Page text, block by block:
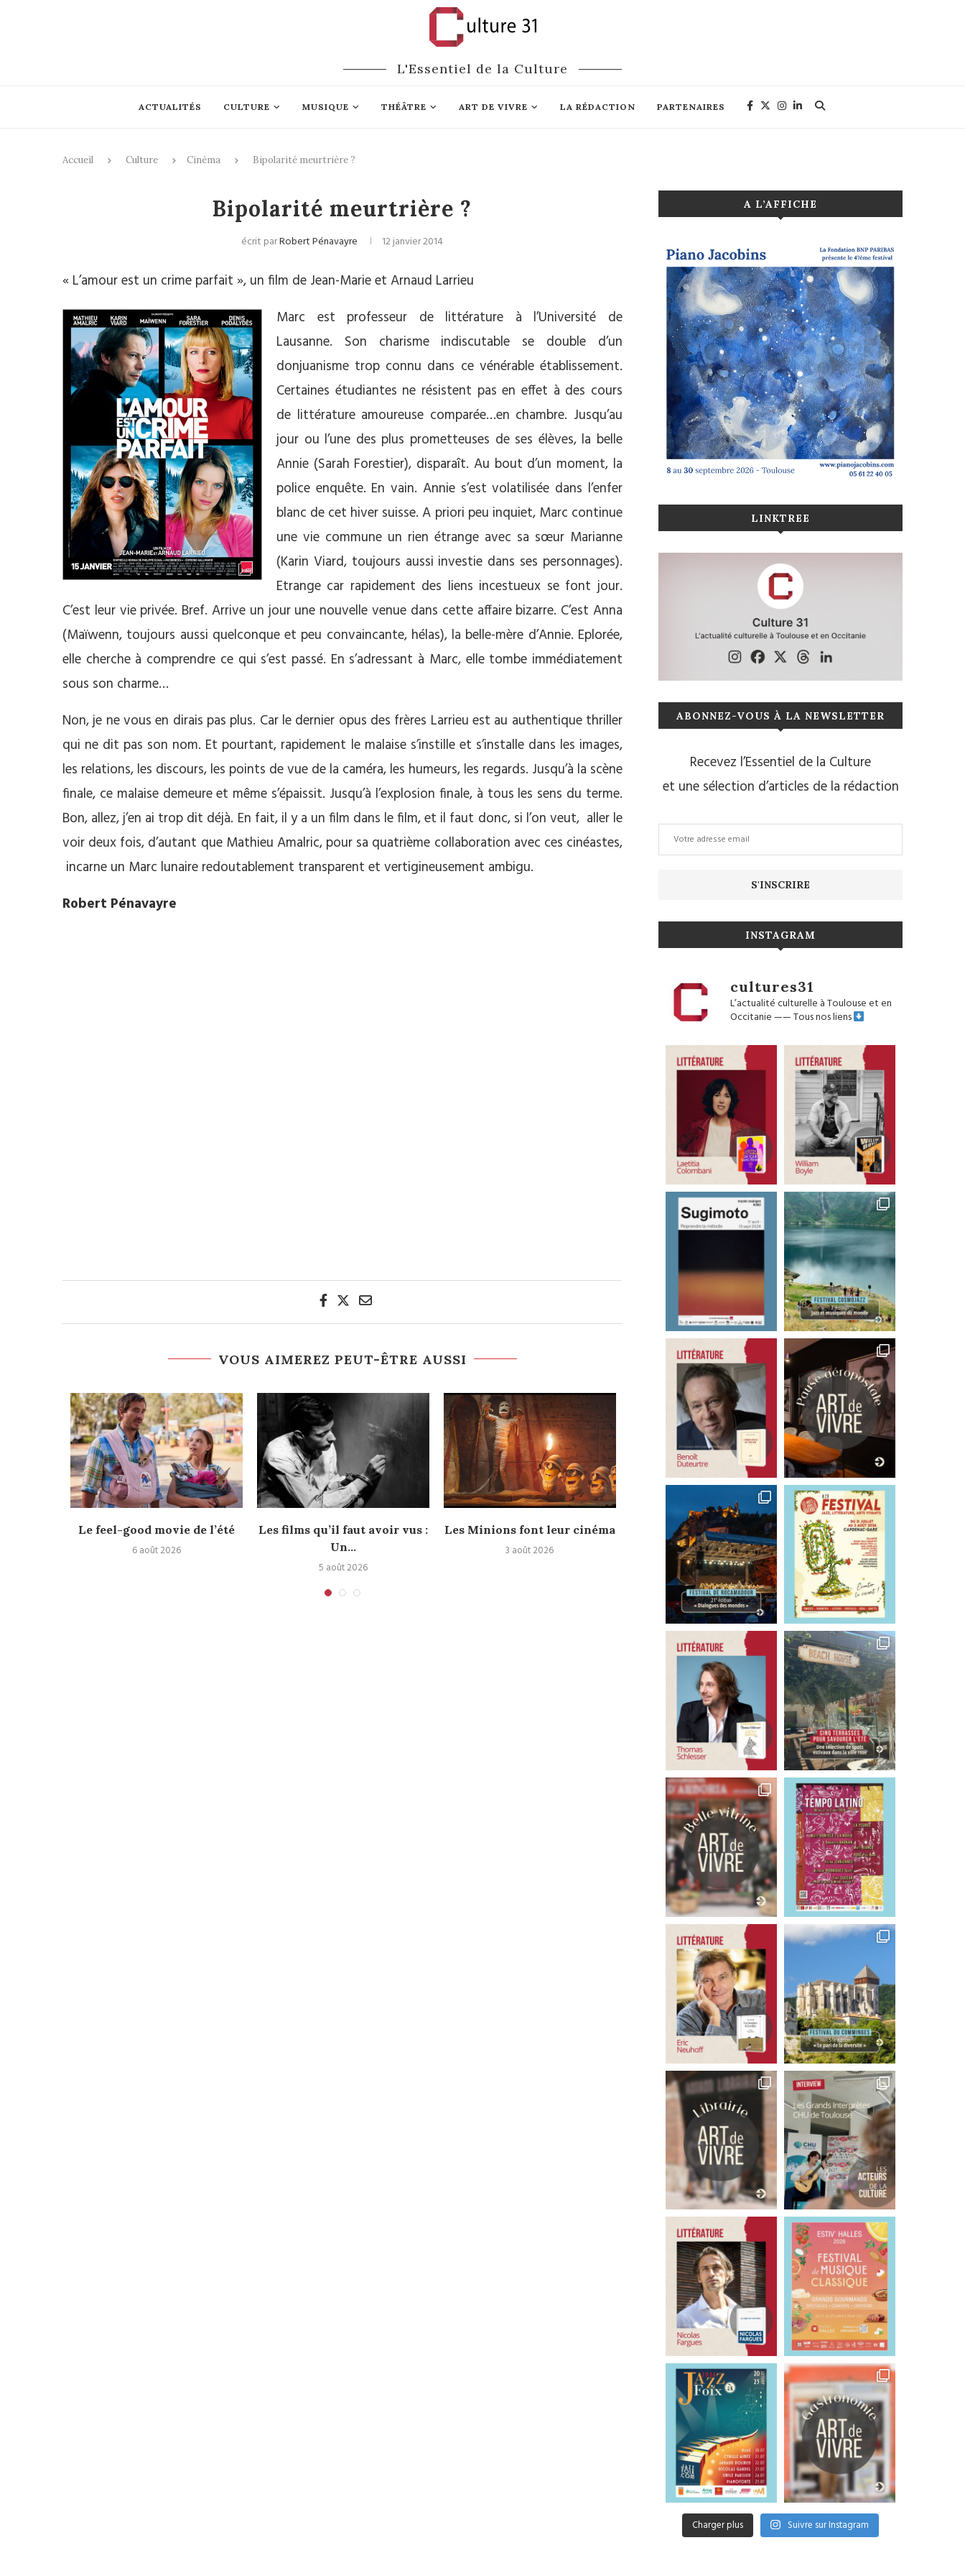
L'Essentiel de la Culture
ACTUALITÉS CULTURE MUSIQUE THÉÂTRE ART DE VIVRE LA RÉDACTION PARTENAIRES
Accueil Culture Cinéma Bipolarité meurtrière ?
Bipolarité meurtrière ?
écrit parRobert Pénavayre 12 janvier 2014
« L’amour est un crime parfait », un film de Jean-Marie et Arnaud Larrieu
Marc est professeur de littérature à l’Université de
Lausanne. Son charisme indiscutable se double d’un
donjuanisme trop connu dans ce vénérable établissement.
Certaines étudiantes ne résistent pas en effet à des cours
de littérature amoureuse comparée…en chambre. Jusqu’au
jour ou l’une des plus prometteuses de ses élèves, la belle
Annie (Sarah Forestier), disparaît. Au bout d’un moment, la
police enquête. En vain. Annie s’est volatilisée dans l’enfer
blanc de cet hiver suisse. A priori peu inquiet, Marc continue
une vie commune un rien étrange avec sa sœur Marianne
(Karin Viard, toujours aussi investie dans ses personnages).
Etrange car rapidement des liens incestueux se font jour.
C’est leur vie privée. Bref. Arrive un jour une nouvelle venue dans cette affaire bizarre. C’est Anna
(Maïwenn, toujours aussi quelconque et peu convaincante, hélas), la belle-mère d’Annie. Eplorée,
elle cherche à comprendre ce qui s’est passé. En s’adressant à Marc, elle tombe immédiatement
sous son charme…
Non, je ne vous en dirais pas plus. Car le dernier opus des frères Larrieu est au authentique thriller
qui ne dit pas son nom. Et pourtant, rapidement le malaise s’instille et s’installe dans les images,
les relations, les discours, les points de vue de la caméra, les humeurs, les regards. Jusqu’à la scène
finale, ce malaise demeure et même s’épaissit. Jusqu’à l’explosion finale, à tous les sens du terme.
Bon, allez, j’en ai trop dit déjà. En fait, il y a un film dans le film, et il faut donc, si l’on veut, aller le
voir deux fois, d’autant que Mathieu Amalric, pour sa quatrième collaboration avec ces cinéastes,
incarne un Marc lunaire redoutablement transparent et vertigineusement ambigu.
Robert Pénavayre
VOUS AIMEREZ PEUT-ÊTRE AUSSI
Le feel-good movie de l’été
6 août 2026
Les films qu’il faut avoir vus :
Un...
5 août 2026
Les Minions font leur cinéma
3 août 2026
Good Bye Wolfgang !
1 août 2026
Les films qu’il faut avoir
29 juillet 2026
A L’AFFICHE
LINKTREE
ABONNEZ-VOUS À LA NEWSLETTER
Recevez l’Essentiel de la Culture
et une sélection d’articles de la rédaction
INSTAGRAM
cultures31
L’actualité culturelle à Toulouse et en
Occitanie——Tous nos liens
Charger plus Suivre sur Instagram